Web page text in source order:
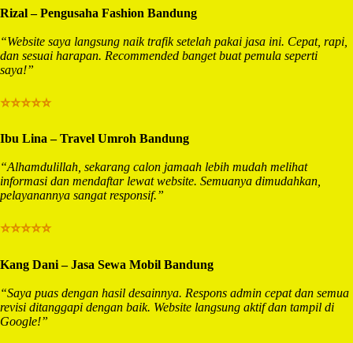
Rizal – Pengusaha Fashion Bandung
“Website saya langsung naik trafik setelah pakai jasa ini. Cepat, rapi,
dan sesuai harapan. Recommended banget buat pemula seperti
saya!”
⭐⭐⭐⭐⭐
Ibu Lina – Travel Umroh Bandung
“Alhamdulillah, sekarang calon jamaah lebih mudah melihat
informasi dan mendaftar lewat website. Semuanya dimudahkan,
pelayanannya sangat responsif.”
⭐⭐⭐⭐⭐
Kang Dani – Jasa Sewa Mobil Bandung
“Saya puas dengan hasil desainnya. Respons admin cepat dan semua
revisi ditanggapi dengan baik. Website langsung aktif dan tampil di
Google!”